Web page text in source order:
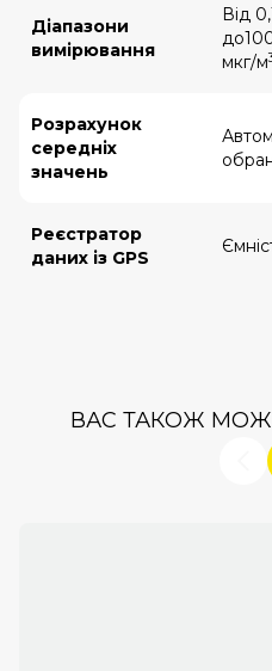
Діапазони
вимірювання
Від
мкг/м
Розрахунок
середніх
значень
Реєстратор
даних із GPS
ВАС ТАКОЖ